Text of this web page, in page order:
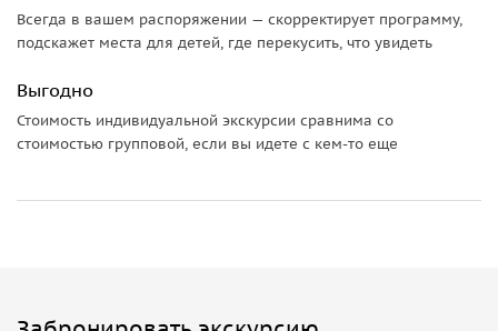
Всегда в вашем распоряжении — скорректирует программу,
подскажет места для детей, где перекусить, что увидеть
Выгодно
Стоимость индивидуальной экскурсии сравнима со
стоимостью групповой, если вы идете с кем-то еще